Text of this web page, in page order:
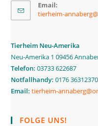
Email:
tierheim-
Tierheim Neu-Amerika
Neu-Amerika 1 09456
Telefon:03733 622687
Notfallhandy: 0176 36312370
Email:tierheim-
FOLGE UNS!